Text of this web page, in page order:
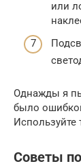
или
Однажды я
было
Советы